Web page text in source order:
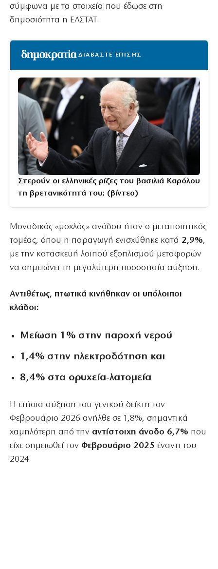
σύμφωνα με τα στοιχεία που έδωσε στη
δημοσιότητα η ΕΛΣΤΑΤ.
ΔΙΑΒΑΣΤΕ ΕΠΙΣΗΣ
Στερούν οι ελληνικές ρίζες του βασιλιά Καρόλου
τη βρετανικότητά του; (βίντεο)
Μοναδικός «μοχλός» ανόδου ήταν ο μεταποιητικός
τομέας, όπου η παραγωγή ενισχύθηκε κατά 2,9%,
με την κατασκευή λοιπού εξοπλισμού μεταφορών
να σημειώνει τη μεγαλύτερη ποσοστιαία αύξηση.
Αντιθέτως, πτωτικά κινήθηκαν οι υπόλοιποι
κλάδοι:
Mείωση 1% στην παροχή νερού
1,4% στην ηλεκτροδότηση και
8,4% στα ορυχεία-λατομεία
Η ετήσια αύξηση του γενικού δείκτη τον
Φεβρουάριο 2026 ανήλθε σε 1,8%, σημαντικά
χαμηλότερη από την αντίστοιχη άνοδο 6,7% που
είχε σημειωθεί τον Φεβρουάριο 2025 έναντι του
2024.